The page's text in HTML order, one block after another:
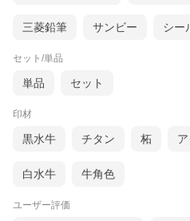
三菱鉛筆 サンビー シー
セット/単品
単品 セット
印材
黒水牛 チタン 柘
白水牛 牛角色
ユーザー評価